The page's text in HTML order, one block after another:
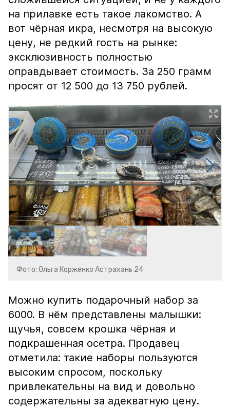
на прилавке есть такое лакомство. А
вот чёрная икра, несмотря на высокую
цену, не редкий гость на рынке:
эксклюзивность полностью
оправдывает стоимость. За 250 грамм
просят от 12 500 до 13 750 рублей.
Фото: Ольга Корженко Астрахань 24
Можно купить подарочный набор за
6000. В нём представлены малышки:
щучья, совсем крошка чёрная и
подкрашенная осетра. Продавец
отметила: такие наборы пользуются
высоким спросом, поскольку
привлекательны на вид и довольно
содержательны за адекватную цену.